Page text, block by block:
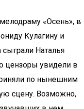
«Осень», в
Кулагину и
сыграли Наталья
цензоры увидели в
по нынешним
сцену. Возможно,